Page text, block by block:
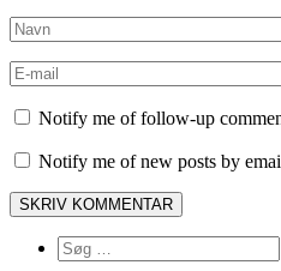
Notify me of follow-up
Notify me of new posts by
Søg